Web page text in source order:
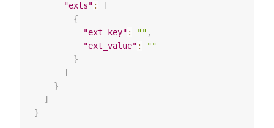
"exts" :
[
{
"ext_key" : "" ,
"ext_value" :
""
}
]
}
]
}